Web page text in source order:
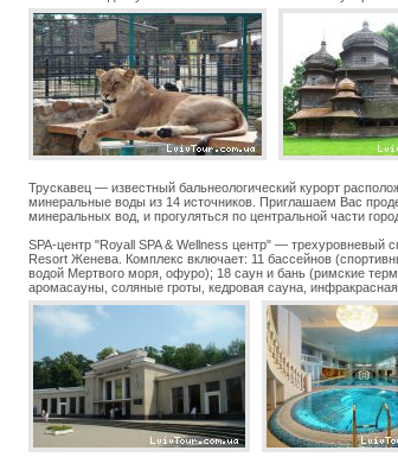
Трускавец — известный бальнеологический курорт
минеральные воды из 14 источников. Приглашаем Вас
минеральных вод, и прогуляться по центральной части
SPA-центр "Royall SPA & Wellness центр" —
Resort Женева. Комплекс включает: 11 бассейнов
водой Мертвого моря, офуро); 18 саун и бань (римские
аромасауны, соляные гроты, кедровая сауна, инфракрасная